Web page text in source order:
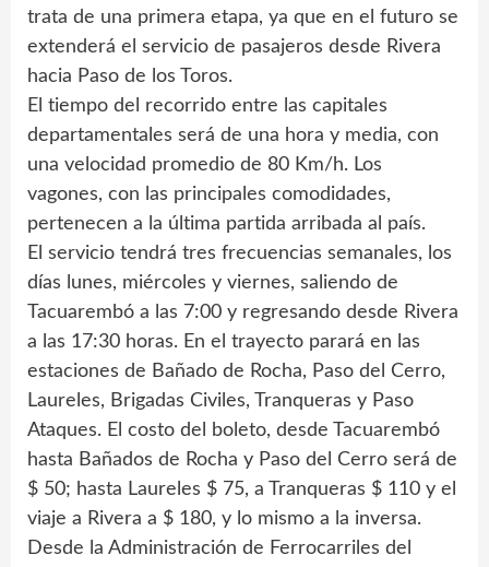
trata de una primera etapa, ya que en el futuro se
extenderá el servicio de pasajeros desde Rivera
hacia Paso de los Toros.
El tiempo del recorrido entre las capitales
departamentales será de una hora y media, con
una velocidad promedio de 80 Km/h. Los
vagones, con las principales comodidades,
pertenecen a la última partida arribada al país.
El servicio tendrá tres frecuencias semanales, los
días lunes, miércoles y viernes, saliendo de
Tacuarembó a las 7:00 y regresando desde Rivera
a las 17:30 horas. En el trayecto parará en las
estaciones de Bañado de Rocha, Paso del Cerro,
Laureles, Brigadas Civiles, Tranqueras y Paso
Ataques. El costo del boleto, desde Tacuarembó
hasta Bañados de Rocha y Paso del Cerro será de
$ 50; hasta Laureles $ 75, a Tranqueras $ 110 y el
viaje a Rivera a $ 180, y lo mismo a la inversa.
Desde la Administración de Ferrocarriles del